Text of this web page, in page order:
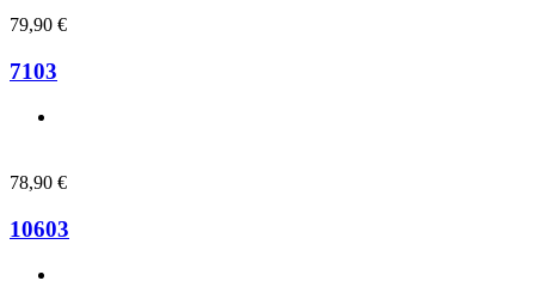
79,90 €
7103
78,90 €
10603